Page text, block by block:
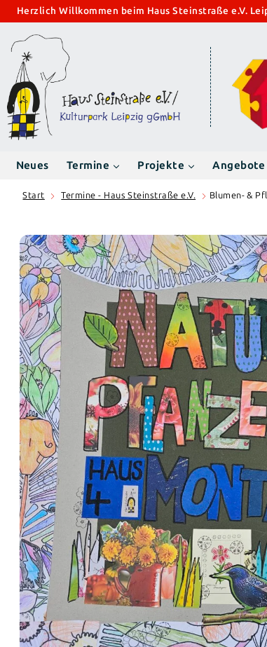
Zum
springen
Herzlich Willkommen beim Haus Steinstraße e.V.
Neues Termine Projekte Angebote
Start Termine - Haus Steinstraße e.V. Blumen- &